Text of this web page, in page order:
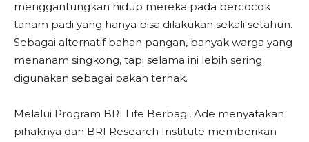
menggantungkan hidup mereka pada bercocok
tanam padi yang hanya bisa dilakukan sekali setahun.
Sebagai alternatif bahan pangan, banyak warga yang
menanam singkong, tapi selama ini lebih sering
digunakan sebagai pakan ternak.
Melalui Program BRI Life Berbagi, Ade menyatakan
pihaknya dan BRI Research Institute memberikan